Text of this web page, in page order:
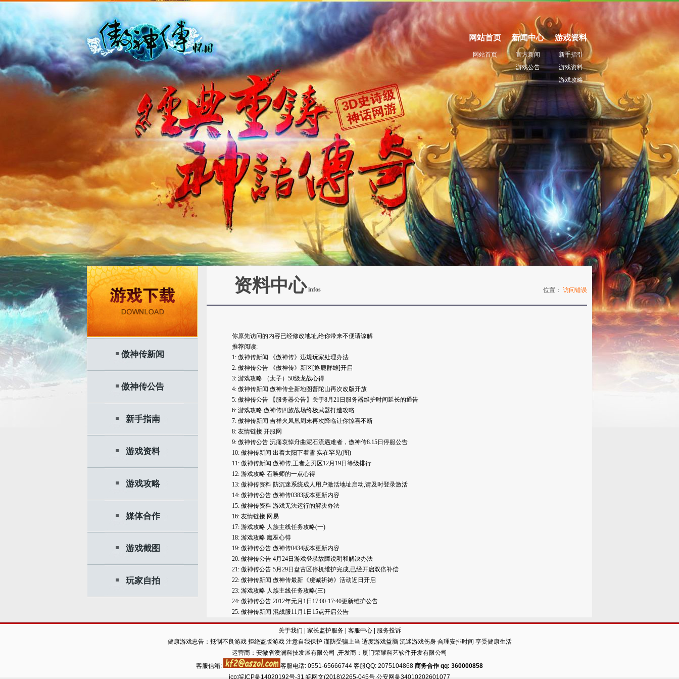
网站首页
网站首页
新闻中心
官方新闻
游戏公告
游戏资料
新手指引
游戏资料
游戏攻略
傲神传新闻
傲神传公告
新手指南
游戏资料
游戏攻略
媒体合作
游戏截图
玩家自拍
资料中心infos 位置： 访问错误
你原先访问的内容已经修改地址,给你带来不便请谅解
推荐阅读:
1: 傲神传新闻
《傲神传》违规玩家处理办法
2: 傲神传公告
《傲神传》新区[逐鹿群雄]开启
3: 游戏攻略
（太子）50级龙战心得
4: 傲神传新闻 傲神传全新地图普陀山再次改版开放
5: 傲神传公告
【服务器公告】关于8月21日服务器维护时间延长的通告
6: 游戏攻略 傲神传四族战场终极武器打造攻略
7: 傲神传新闻 吉祥火凤凰周末再次降临让你惊喜不断
8: 友情链接 开服网
9: 傲神传公告 沉痛哀悼舟曲泥石流遇难者，傲神传8.15日停服公告
10: 傲神传新闻 出着太阳下着雪 实在罕见(图)
11: 傲神传新闻 傲神传,王者之刃区12月19日等级排行
12: 游戏攻略 召唤师的一点心得
13: 傲神传资料 防沉迷系统成人用户激活地址启动,请及时登录激活
14: 傲神传公告 傲神传0383版本更新内容
15: 傲神传资料 游戏无法运行的解决办法
16: 友情链接 网易
17: 游戏攻略 人族主线任务攻略(一)
18: 游戏攻略 魔巫心得
19: 傲神传公告 傲神传0434版本更新内容
20: 傲神传公告 4月24日游戏登录故障说明和解决办法
21: 傲神传公告 5月29日盘古区停机维护完成,已经开启双倍补偿
22: 傲神传新闻 傲神传最新《虔诚祈祷》活动近日开启
23: 游戏攻略 人族主线任务攻略(三)
24: 傲神传公告 2012年元月1日17:00-17:40更新维护公告
25: 傲神传新闻 混战服11月1日15点开启公告
关于我们 家长监护服务| 客服中心|
服务投诉
健康游戏忠告：抵制不良游戏 拒绝盗版游戏 注意自我保护 谨防受骗上当 适度游戏益脑 沉迷游戏伤身 合理安排时间 享受健康生活
运营商：安徽省澳澜科技发展有限公司 ,开发商：厦门荣耀科艺软件开发有限公司
客服信箱:
客服电话: 0551-65666744 客服QQ: 2075104868 商务合作 qq: 360000858
icp:皖ICP备14020192号-31 皖网文(2018)2265-045号 公安网备34010202601077